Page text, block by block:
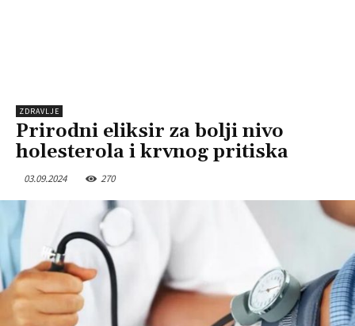
ZDRAVLJE
Prirodni eliksir za bolji nivo
holesterola i krvnog pritiska
03.09.2024 270